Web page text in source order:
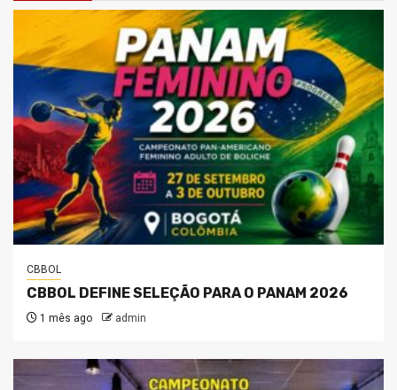
CBBOL
CBBOL DEFINE SELEÇÃO PARA O PANAM 2026
1 mês ago admin